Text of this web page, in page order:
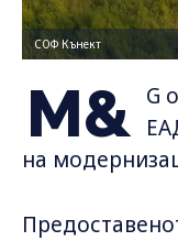
СОФ Кънект
M& G
на